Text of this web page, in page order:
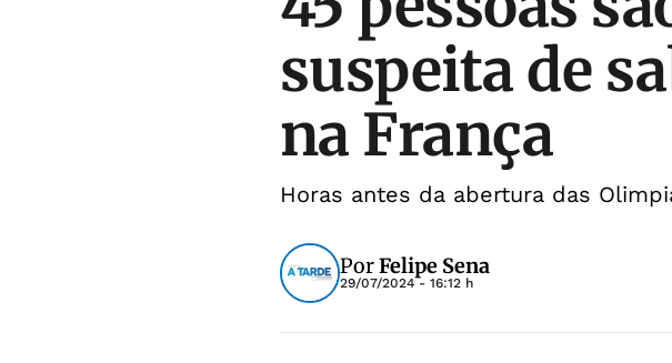
suspeita de
na França
Horas antes da abertura das
PorFelipe Sena
29/07/2024 - 16:12 h